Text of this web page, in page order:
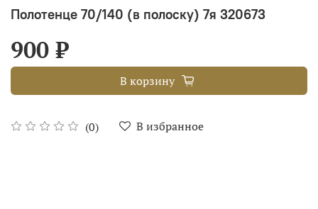
Полотенце 70/140 (в полоску) 7я 320673
(0) В избранное
900 ₽
В корзину